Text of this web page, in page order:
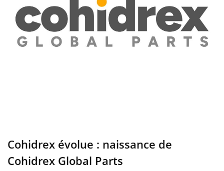
Cohidrex évolue : naissance de
Cohidrex Global Parts